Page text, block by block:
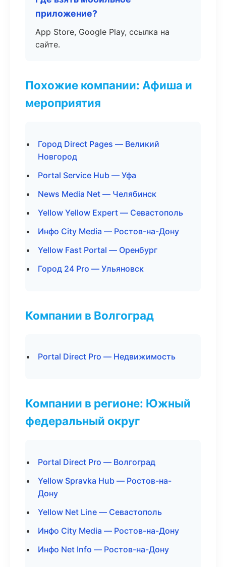
приложение?
App Store, Google Play, ссылка на
сайте.
Похожие компании: Афиша и
мероприятия
Город Direct Pages — Великий
Новгород
Portal Service Hub — Уфа
News Media Net — Челябинск
Yellow Yellow Expert — Севастополь
Инфо City Media — Ростов-на-Дону
Yellow Fast Portal — Оренбург
Город 24 Pro — Ульяновск
Компании в Волгоград
Portal Direct Pro — Недвижимость
Компании в регионе: Южный
федеральный округ
Portal Direct Pro — Волгоград
Yellow Spravka Hub — Ростов-на-
Дону
Yellow Net Line — Севастополь
Инфо City Media — Ростов-на-Дону
Инфо Net Info — Ростов-на-Дону